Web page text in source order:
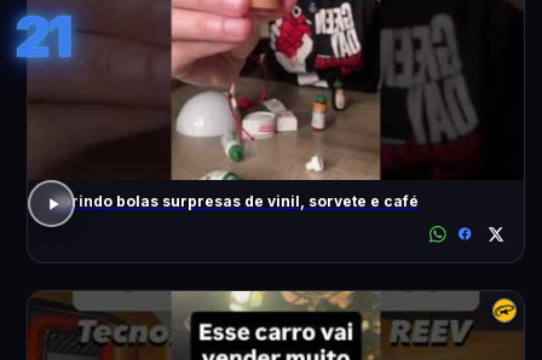
21
abrindo bolas surpresas de vinil, sorvete e café